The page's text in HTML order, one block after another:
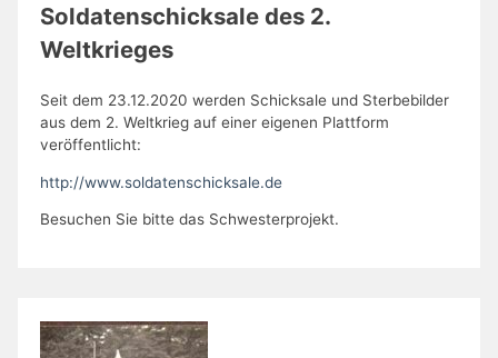
Soldatenschicksale des 2.
Weltkrieges
Seit dem 23.12.2020 werden Schicksale und Sterbebilder
aus dem 2. Weltkrieg auf einer eigenen Plattform
veröffentlicht:
http://www.soldatenschicksale.de
Besuchen Sie bitte das Schwesterprojekt.